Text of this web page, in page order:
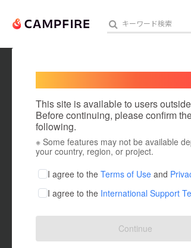
人気のプロジェ
アート・写真
テクノロジー・
映像・映画
ビジネス・起業
まちづくり・
This site is available to users
Before continuing, please confirm
following.
※ Some features may not be available
your country, region, or project.
I agree to the Terms of Use and
I agree to the International Support
Continue